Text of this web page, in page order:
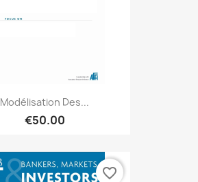
Modélisation Des...
€50.00
favorite_border